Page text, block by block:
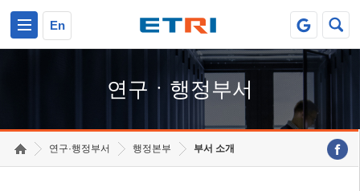
En
연구ㆍ행정부서
연구·행정부서 행정본부 부서 소개